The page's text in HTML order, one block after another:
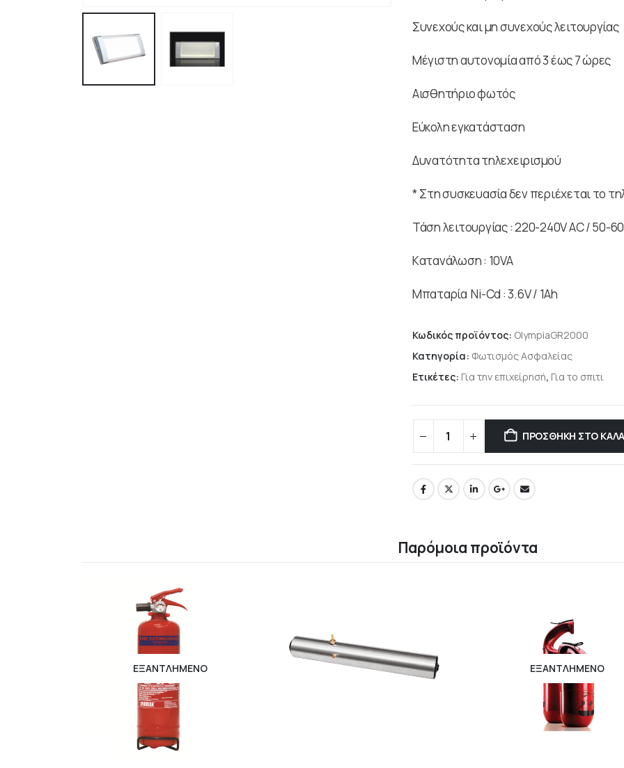
Συνεχούς και μη συνεχούς λειτουργίας
Μέγιστη αυτονομία από 3 έως 7 ώρες
Αισθητήριο φωτός
Εύκολη εγκατάσταση
Δυνατότητα τηλεχειρισμού
* Στη συσκευασία δεν περιέχεται το
Τάση λειτουργίας : 220-240V AC / 50-
Kατανάλωση : 10VA
Μπαταρία Ni-Cd : 3.6V / 1Ah
Κωδικός προϊόντος: OlympiaGR2000
Κατηγορία: Φωτισμός Ασφαλείας
Ετικέτες: Για την επιχείρησή, Για το σπιτι
ΠΡΟΣΘΉΚΗ ΣΤΟ
Παρόμοια προϊόντα
ΕΞΑΝΤΛΗΜΈΝΟ ΕΞΑΝΤΛΗΜΈΝΟ